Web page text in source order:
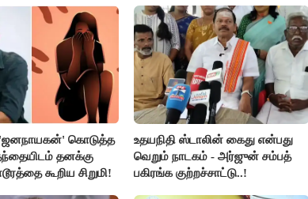
கொடுத்த
தனக்கு
கூறிய சிறுமி!
உதயநிதி ஸ்டாலின் கைது என்பது
வெறும் நாடகம் - அர்ஜுன் சம்பத்
பகிரங்க குற்றச்சாட்டு..!